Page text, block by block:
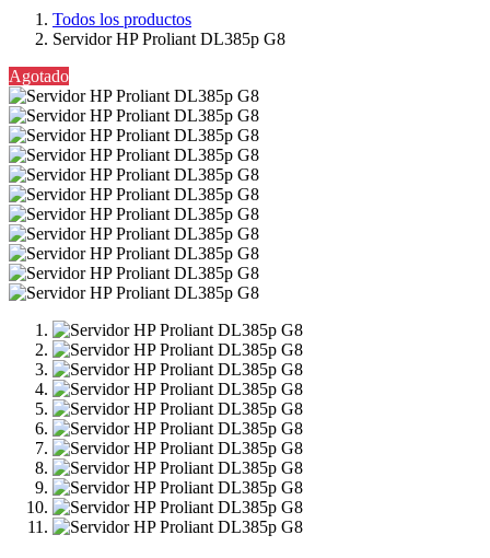
Todos los productos
Servidor HP Proliant DL385p G8
Agotado